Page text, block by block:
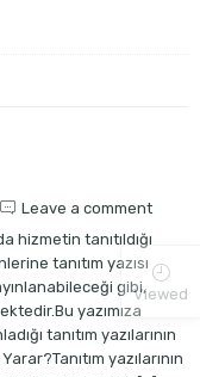
Leave a comment
hizmetin tanıtıldığı
tanıtım yazısı
gibi,
yazımıza
tanıtım yazılarının
yazılarının
Viewed